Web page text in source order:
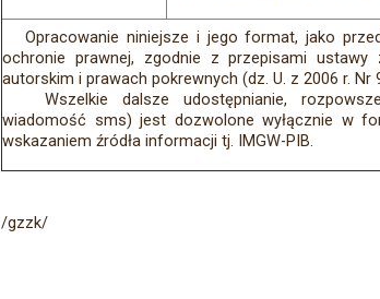
Opracowanie niniejsze i jego format, jako
ochronie prawnej, zgodnie z przepisami
autorskim i prawach pokrewnych (dz. U. z 2006 r. Nr
Wszelkie dalsze udostępnianie,
wiadomość sms) jest dozwolone wyłącznie w
wskazaniem źródła informacji tj. IMGW-PIB.
/gzzk/